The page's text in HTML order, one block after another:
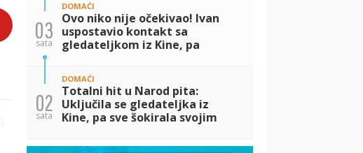
03
sata
DOMAĆI
Ovo niko nije očekivao! Ivan
uspostavio kontakt sa
gledateljkom iz Kine, pa
Bebici: Dovoljno je što mu je
devojka bila sa T
02
sata
DOMAĆI
Totalni hit u Narod pita:
Uključila se gledateljka iz
Kine, pa sve šokirala svojim
je reč! (VIDEO)